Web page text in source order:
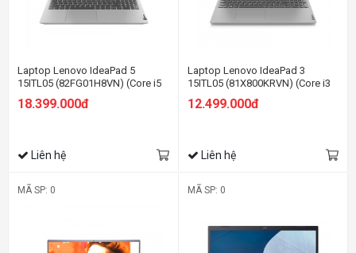
Laptop Lenovo IdeaPad 5
15ITL05 (82FG01H8VN) (Core i5
SSD/15.6 FHD/Win11/Xám)
18.399.000đ
Liên hệ
Laptop Lenovo IdeaPad 3
15ITL05 (81X800KRVN) (Core i3
SSD/15.6 HD/Win11/Xám)
12.499.000đ
Liên hệ
MÃ SP: 0 MÃ SP: 0